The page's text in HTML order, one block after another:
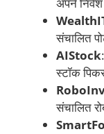
संचालित
AIStock
स्टॉक
संचालित